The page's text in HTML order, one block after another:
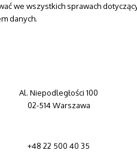
we wszystkich sprawach
danych.
Al. Niepodległości 100
02-514 Warszawa
+48 22 500 40 35